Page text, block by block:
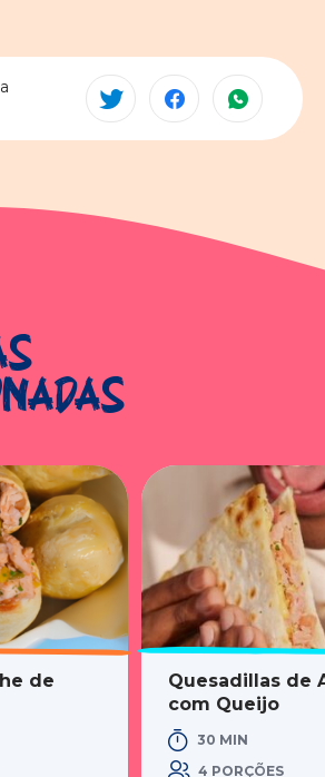
de
Quesadillas de
com Queijo
30 MIN
4 PORÇÕES